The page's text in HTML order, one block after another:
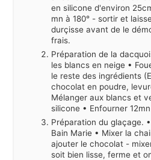
en silicone d'environ
mn à 180° - sortir et
durçisse avant de le
frais.
Préparation de la
les blancs en neige •
le reste des ingrédients
chocolat en poudre,
Mélanger aux blancs et
silicone • Enfourner 12mn
Préparation du glaçage.
Bain Marie • Mixer la
ajouter le chocolat -
soit bien lisse, ferme et